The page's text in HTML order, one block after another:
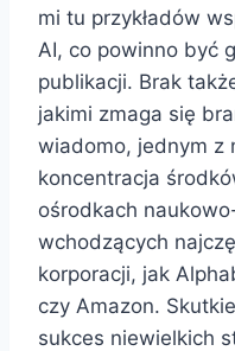
mi tu przykładów
AI, co powinno być
publikacji. Brak
jakimi zmaga się
wiadomo, jednym z
koncentracja
ośrodkach
wchodzących
korporacji, jak
czy Amazon.
sukces niewielkich